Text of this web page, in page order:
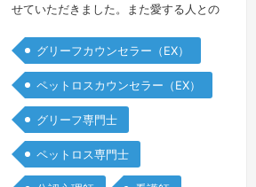
せていただきました。また愛する人との
族にも心を寄せて参りました。その私
が、最愛の父をガンで亡くすという経験
をいたしました。「大したことないか
ら。手術すればすぐ良くなるよ。」そう
言っていた父は、わずか4ヶ月で逝って
しまいました。私がついていながら…。
グリーフカウンセラー（EX）
ペットロスカウンセラー（EX）
グリーフ専門士
ペットロス専門士